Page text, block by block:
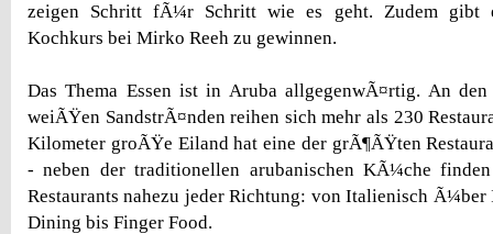
zeigen Schritt fÃ¼r Schritt wie es geht. Zudem gibt
Kochkurs bei Mirko Reeh zu gewinnen.
Das Thema Essen ist in Aruba allgegenwÃ¤rtig. An
weiÃŸen SandstrÃ¤nden reihen sich mehr als 230
Kilometer groÃŸe Eiland hat eine der grÃ¶ÃŸten
- neben der traditionellen arubanischen KÃ¼che
Restaurants nahezu jeder Richtung: von Italienisch Ã¼ber
Dining bis Finger Food.